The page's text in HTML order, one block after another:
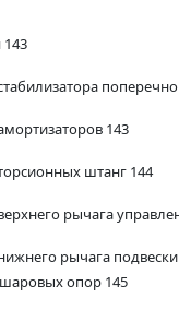
143
штанг 144
рычага
рычага
опор 145